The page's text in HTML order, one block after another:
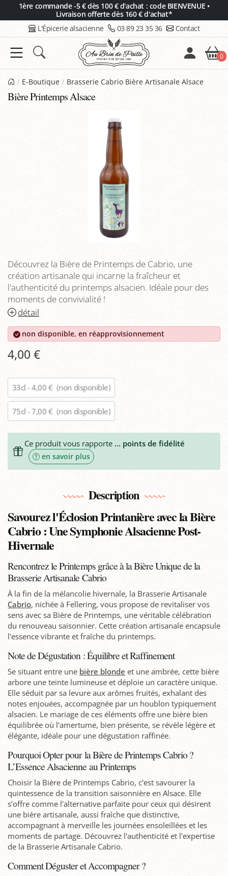
1ère commande -5 € dès 100 € d'achat : code BIENVENUE •
Livraison offerte dès 160 € d'achat*
L'Épicerie alsacienne 03 89 23 35 36 Contact
0
E-Boutique Brasserie Cabrio Bière Artisanale Alsace
Bière Printemps Alsace
Découvrez la Bière de Printemps de Cabrio, une
création artisanale qui incarne la fraîcheur et
l'authenticité du printemps alsacien. Idéale pour des
moments de convivialité !
détail
non disponible, en réapprovisionnement
4,00 €
33cl - 4,00 € (non disponible)
75cl - 7,00 € (non disponible)
Ce produit vous rapporte ... points de fidélité
en savoir plus
Description
Savourez l'Éclosion Printanière avec la Bière
Cabrio : Une Symphonie Alsacienne Post-
Hivernale
Rencontrez le Printemps grâce à la Bière Unique de la
Brasserie Artisanale Cabrio
À la fin de la mélancolie hivernale, la Brasserie Artisanale
Cabrio, nichée à Fellering, vous propose de revitaliser vos
sens avec sa Bière de Printemps, une véritable célébration
du renouveau saisonnier. Cette création artisanale encapsule
l'essence vibrante et fraîche du printemps.
Note de Dégustation : Équilibre et Raffinement
Se situant entre une bière blonde et une ambrée, cette bière
arbore une teinte lumineuse et déploie un caractère unique.
Elle séduit par sa levure aux arômes fruités, exhalant des
notes enjouées, accompagnée par un houblon typiquement
alsacien. Le mariage de ces éléments offre une bière bien
équilibrée où l'amertume, bien présente, se révèle légère et
élégante, idéale pour une dégustation raffinée.
Pourquoi Opter pour la Bière de Printemps Cabrio ?
L’Essence Alsacienne au Printemps
Choisir la Bière de Printemps Cabrio, c'est savourer la
quintessence de la transition saisonnière en Alsace. Elle
s’offre comme l'alternative parfaite pour ceux qui désirent
une bière artisanale, aussi fraîche que distinctive,
accompagnant à merveille les journées ensoleillées et les
moments de partage. Découvrez l'authenticité et l'expertise
de la Brasserie Artisanale Cabrio.
Comment Déguster et Accompagner ?
Panneau de gestion des cookies